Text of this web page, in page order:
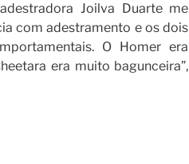
Joilva Duarte me
com adestramento e os dois
O Homer era
era muito bagunceira”,